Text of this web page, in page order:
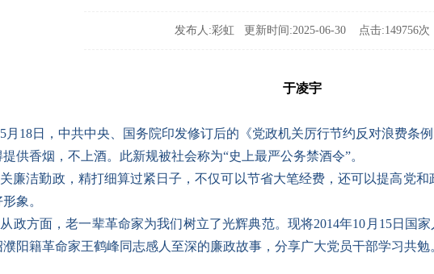
发布人:彩虹 更新时间:2025-06-30 点击:149756次
于凌宇
5月18日，中共中央、国务院印发修订后的《党政机关厉行节约反对浪费条
供香烟，不上酒。此新规被社会称为“史上最严公务禁酒令”。
廉洁勤政，精打细算过紧日子，不仅可以节省大笔经费，还可以提高党
象。
政方面，老一辈革命家为我们树立了光辉典范。现将2014年10月15日国
阳籍革命家王鹤峰同志感人至深的廉政故事，分享广大党员干部学习共勉